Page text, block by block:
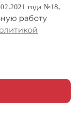
года №18,
работу